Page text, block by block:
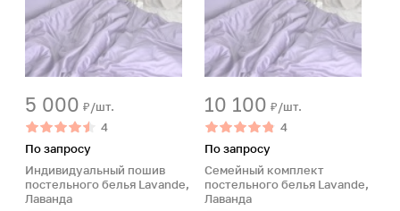
5 000 ₽/шт.
4
По запросу
Индивидуальный пошив
постельного белья Lavande,
Лаванда
10 100 ₽/шт.
4
По запросу
Семейный комплект
постельного белья Lavande,
Лаванда